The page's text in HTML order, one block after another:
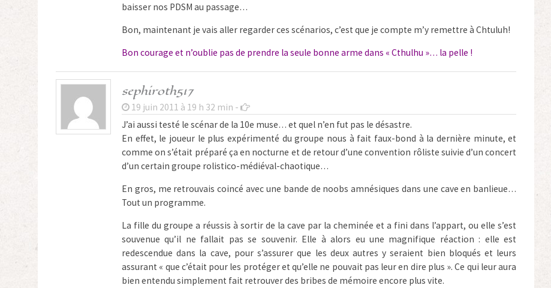
baisser nos PDSM au passage…
Bon, maintenant je vais aller regarder ces scénarios, c’est que je compte m’y remettre à Chtuluh!
Bon courage et n’oublie pas de prendre la seule bonne arme dans « Cthulhu »… la pelle !
sephiroth517
19 juin 2011 à 19 h 32 min -
J’ai aussi testé le scénar de la 10e muse… et quel n’en fut pas le désastre.
En effet, le joueur le plus expérimenté du groupe nous à fait faux-bond à la dernière minute, et
comme on s’était préparé ça en nocturne et de retour d’une convention rôliste suivie d’un concert
d’un certain groupe rolistico-médiéval-chaotique…
En gros, me retrouvais coincé avec une bande de noobs amnésiques dans une cave en banlieue…
Tout un programme.
La fille du groupe a réussis à sortir de la cave par la cheminée et a fini dans l’appart, ou elle s’est
souvenue qu’il ne fallait pas se souvenir. Elle à alors eu une magnifique réaction : elle est
redescendue dans la cave, pour s’assurer que les deux autres y seraient bien bloqués et leurs
assurant « que c’était pour les protéger et qu’elle ne pouvait pas leur en dire plus ». Ce qui leur aura
bien entendu simplement fait retrouver des bribes de mémoire encore plus vite.